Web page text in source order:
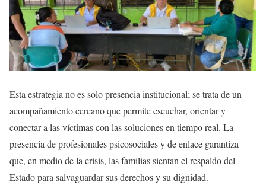
Esta estrategia no es solo presencia institucional; se trata de un
acompañamiento cercano que permite escuchar, orientar y
conectar a las víctimas con las soluciones en tiempo real. La
presencia de profesionales psicosociales y de enlace garantiza
que, en medio de la crisis, las familias sientan el respaldo del
Estado para salvaguardar sus derechos y su dignidad.